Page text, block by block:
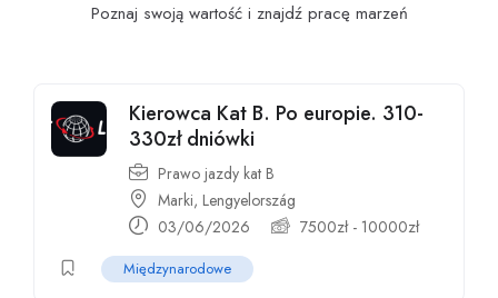
Poznaj swoją wartość i znajdź pracę marzeń
Kierowca Kat B. Po europie. 310-
330zł dniówki
Prawo jazdy kat B
Marki, Lengyelország
03/06/2026
7500zł- 10000zł
Międzynarodowe